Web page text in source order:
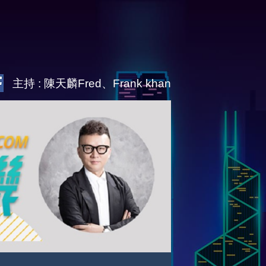
主持 : 陳天麟Fred、Frank khan